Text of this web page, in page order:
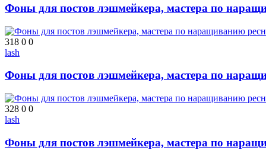
Фоны для постов лэшмейкера, мастера по
318 0 0
lash
Фоны для постов лэшмейкера, мастера по
328 0 0
lash
Фоны для постов лэшмейкера, мастера по